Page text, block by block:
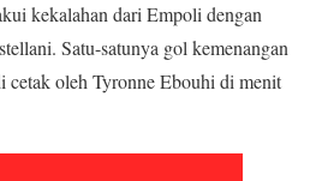
kekalahan dari Empoli dengan
Satu-satunya gol kemenangan
cetak oleh Tyronne Ebouhi di menit